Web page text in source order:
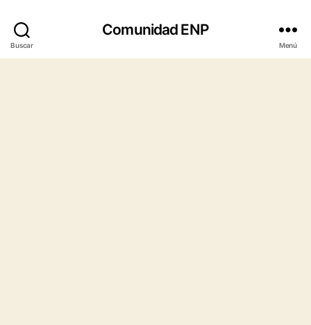
Buscar
Comunidad ENP
Menú